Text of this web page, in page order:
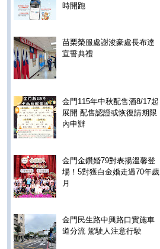
時開跑
苗栗榮服處謝浚豪處長布達
宣誓典禮
金門115年中秋配售酒8/17起
展開 配售認證或恢復請期限
內申辦
金門金鑽婚79對表揚溫馨登
場！5對獲白金婚走過70年歲
月
金門民生路中興路口實施車
道分流 駕駛人注意行駛